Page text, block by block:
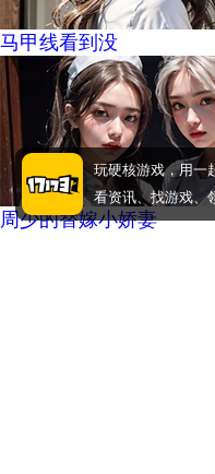
马甲线看到没
周少的替嫁小娇妻
玩硬核游戏，用一
看资讯、找游戏、